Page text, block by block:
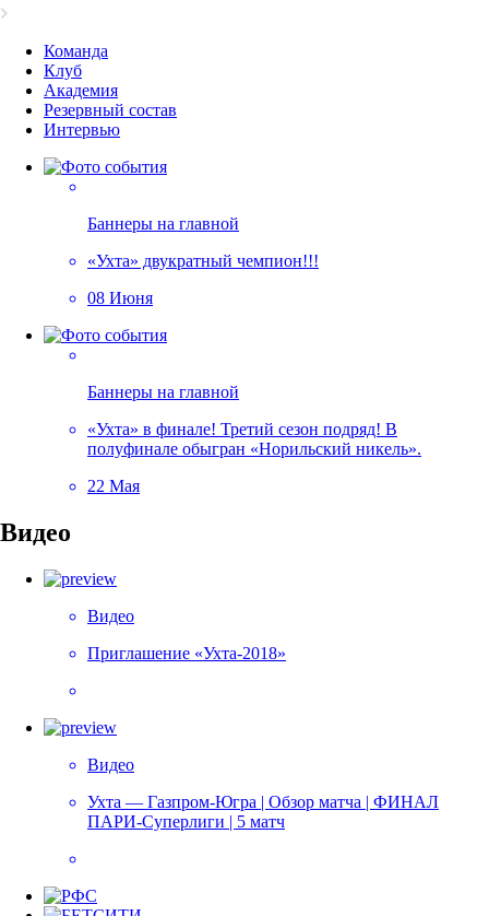
Команда
Клуб
Академия
Резервный состав
Интервью
Баннеры на главной
«Ухта» двукратный чемпион!!!
08 Июня
Баннеры на главной
«Ухта» в финале! Третий сезон подряд! В
полуфинале обыгран «Норильский никель».
22 Мая
Видео
Видео
Приглашение «Ухта-2018»
Видео
Ухта — Газпром-Югра | Обзор матча | ФИНАЛ
ПАРИ-Суперлиги | 5 матч